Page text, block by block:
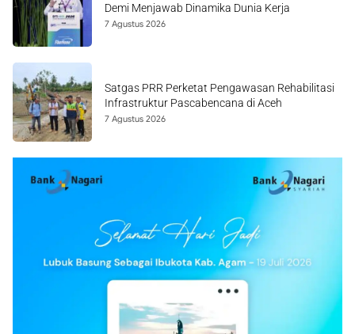
Demi Menjawab Dinamika Dunia Kerja
7 Agustus 2026
Satgas PRR Perketat Pengawasan Rehabilitasi
Infrastruktur Pascabencana di Aceh
7 Agustus 2026